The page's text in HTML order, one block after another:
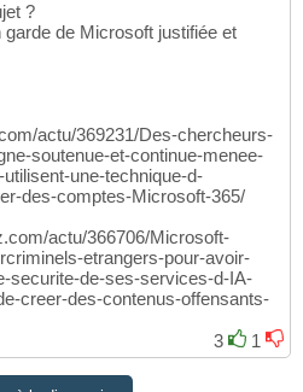
?
de Microsoft justifiée et
actu/369231/Des-chercheurs-
soutenue-et-continue-menee-
une-technique-d-
des-comptes-Microsoft-365/
actu/366706/Microsoft-
etrangers-pour-avoir-
securite-de-ses-services-d-IA-
creer-des-contenus-offensants-
3
1